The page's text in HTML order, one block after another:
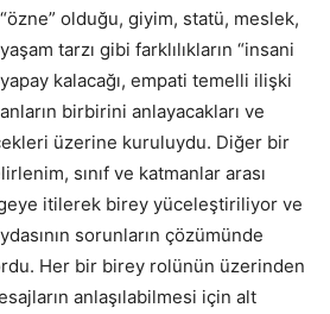
olduğu, giyim, statü, meslek,
tarzı gibi farklılıkların “insani
kalacağı, empati temelli ilişki
birbirini anlayacakları ve
üzerine kuruluydu. Diğer bir
sınıf ve katmanlar arası
itilerek birey yüceleştiriliyor ve
sorunların çözümünde
Her bir birey rolünün üzerinden
anlaşılabilmesi için alt